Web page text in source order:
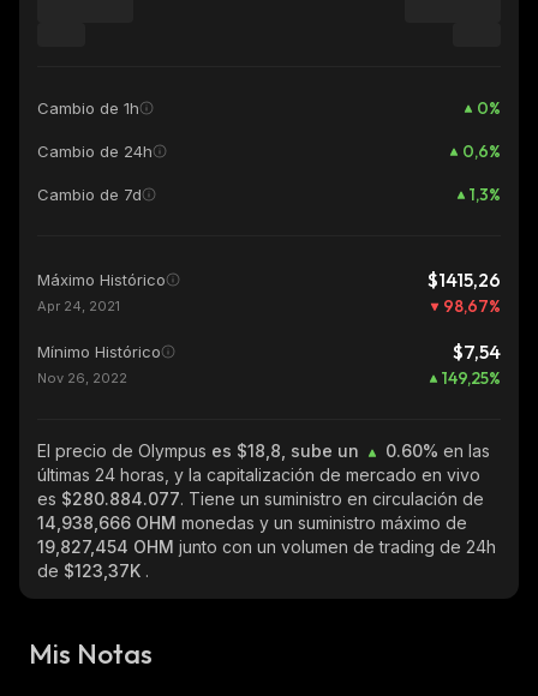
Cambio de 1h 0%
Cambio de 24h 0,6%
Cambio de 7d 1,3%
Máximo Histórico $1415,26
Apr 24, 2021 98,67%
Mínimo Histórico $7,54
Nov 26, 2022 149,25%
El precio de Olympus es $18,8, sube un 0.60% en las
últimas 24 horas, y la capitalización de mercado en vivo
es $280.884.077. Tiene un suministro en circulación de
14,938,666 OHM monedas y un suministro máximo de
19,827,454 OHM junto con un volumen de trading de 24h
de $123,37K .
Mis Notas